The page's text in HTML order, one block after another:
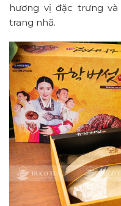
hương vị đặc trưng
trang nhã.